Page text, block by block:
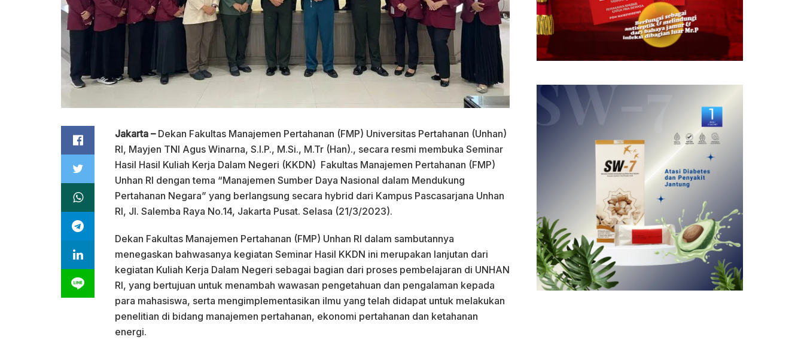
Jakarta –Dekan Fakultas Manajemen Pertahanan (FMP) Universitas Pertahanan (Unhan)
RI, Mayjen TNI Agus Winarna, S.I.P., M.Si., M.Tr (Han)., secara resmi membuka Seminar
Hasil Hasil Kuliah Kerja Dalam Negeri (KKDN) Fakultas Manajemen Pertahanan (FMP)
Unhan RI dengan tema “Manajemen Sumber Daya Nasional dalam Mendukung
Pertahanan Negara” yang berlangsung secara hybrid dari Kampus Pascasarjana Unhan
RI, Jl. Salemba Raya No.14, Jakarta Pusat. Selasa (21/3/2023).
Dekan Fakultas Manajemen Pertahanan (FMP) Unhan RI dalam sambutannya
menegaskan bahwasanya kegiatan Seminar Hasil KKDN ini merupakan lanjutan dari
kegiatan Kuliah Kerja Dalam Negeri sebagai bagian dari proses pembelajaran di UNHAN
RI, yang bertujuan untuk menambah wawasan pengetahuan dan pengalaman kepada
para mahasiswa, serta mengimplementasikan ilmu yang telah didapat untuk melakukan
penelitian di bidang manajemen pertahanan, ekonomi pertahanan dan ketahanan
energi.